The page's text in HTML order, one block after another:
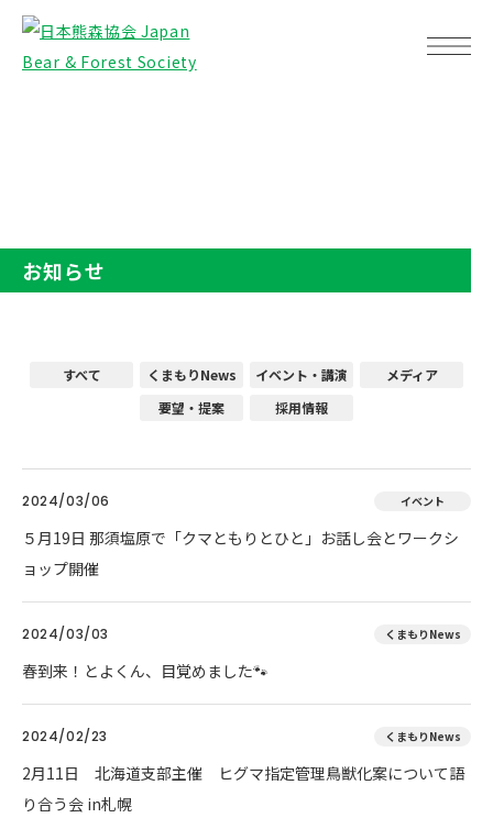
お知らせ
すべて くまもりNews イベント・講演
メディア
要望・提案
採用情報
2024/03/06 イベント
５月19日 那須塩原で「クマともりとひと」お話し会とワークシ
ョップ開催
2024/03/03 くまもりNews
春到来！とよくん、目覚めました🐾
2024/02/23 くまもりNews
2月11日 北海道支部主催 ヒグマ指定管理鳥獣化案について語
り合う会 in札幌